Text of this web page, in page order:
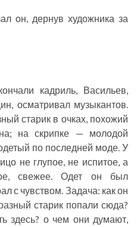
он, дернув художника за
кадриль, Васильев,
осматривал музыкантов.
старик в очках, похожий
на скрипке — молодой
по последней моде. У
не глупое, не испитое, а
свежее. Одет он был
с чувством. Задача: как он
старик попали сюда?
здесь? о чем они думают,